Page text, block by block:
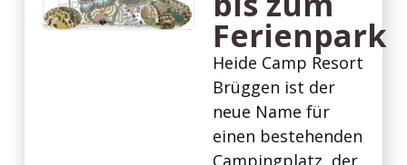
Ferienpark
Heide Camp Resort
Brüggen ist der
neue Name für
einen bestehenden
Campingplatz, der